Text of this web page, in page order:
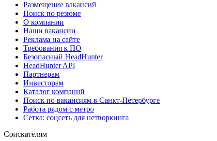
Размещение вакансий
Поиск по резюме
О компании
Наши вакансии
Реклама на сайте
Требования к ПО
Безопасный HeadHunter
HeadHunter API
Партнерам
Инвесторам
Каталог компаний
Поиск по вакансиям в Санкт-Петербурге
Работа рядом с метро
Сетка: соцсеть для нетворкинга
Соискателям